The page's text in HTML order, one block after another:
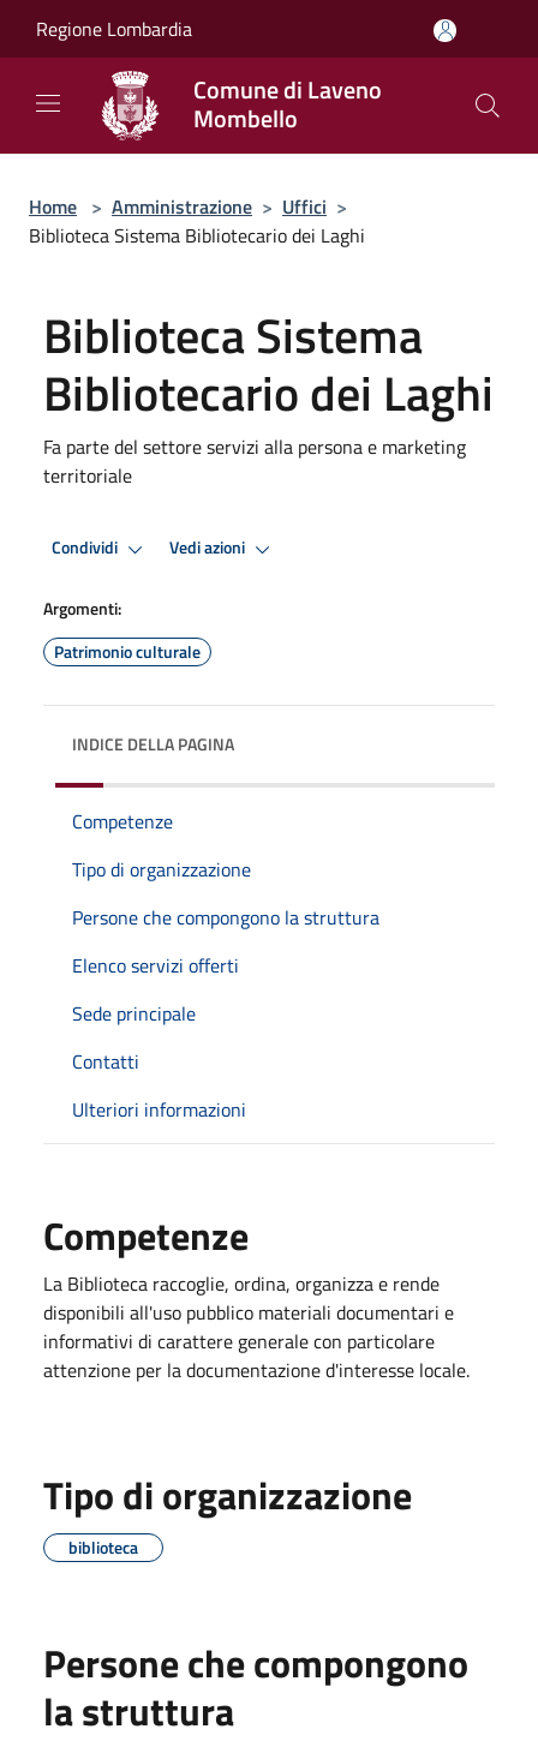
Regione Lombardia
Comune di Laveno
Mombello
Home > Amministrazione > Uffici >
Biblioteca Sistema Bibliotecario dei Laghi
Biblioteca Sistema
Bibliotecario dei Laghi
Fa parte del settore servizi alla persona e marketing
territoriale
Condividi Vedi azioni
Argomenti:
Patrimonio culturale
INDICE DELLA PAGINA
Competenze
Tipo di organizzazione
Persone che compongono la struttura
Elenco servizi offerti
Sede principale
Contatti
Ulteriori informazioni
Competenze
La Biblioteca raccoglie, ordina, organizza e rende
disponibili all'uso pubblico materiali documentari e
informativi di carattere generale con particolare
attenzione per la documentazione d'interesse locale.
Tipo di organizzazione
biblioteca
Persone che compongono
la struttura